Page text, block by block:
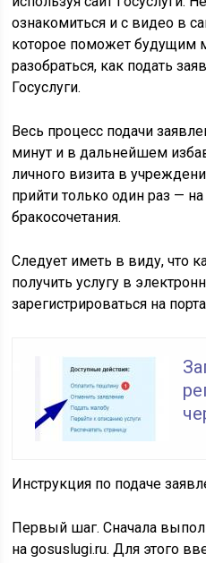
ознакомиться и с видео в
которое поможет будущим
разобраться, как подать
Госуслуги.
Весь процесс подачи
минут и в дальнейшем
личного визита в
прийти только один раз —
бракосочетания.
Следует иметь в виду,
получить услугу в
зарегистрироваться на
Инструкция по подаче
Первый шаг. Сначала
на gosuslugi.ru. Для этого